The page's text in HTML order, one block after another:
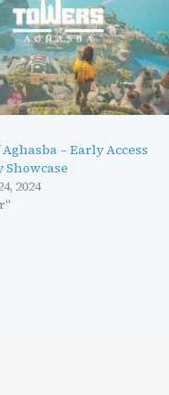
– Early Access
Showcase
2024